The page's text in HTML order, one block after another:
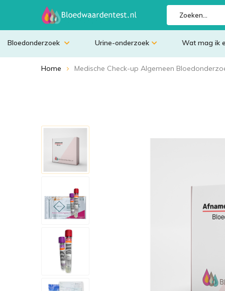
Bloedonderzoek Urine-onderzoek Wat mag ik
Home Medische Check-up Algemeen